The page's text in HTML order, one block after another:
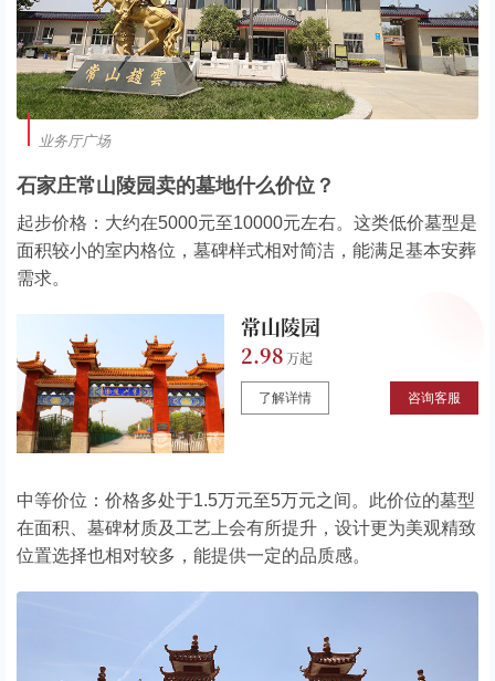
业务厅广场
石家庄常山陵园卖的墓地什么价位？
起步价格：大约在5000元至10000元左右。这类低价墓型是
面积较小的室内格位，墓碑样式相对简洁，能满足基本安葬
需求。
常山陵园
2.98
了解详情 咨询客服
中等价位：价格多处于1.5万元至5万元之间。此价位的墓型
在面积、墓碑材质及工艺上会有所提升，设计更为美观精致
位置选择也相对较多，能提供一定的品质感。